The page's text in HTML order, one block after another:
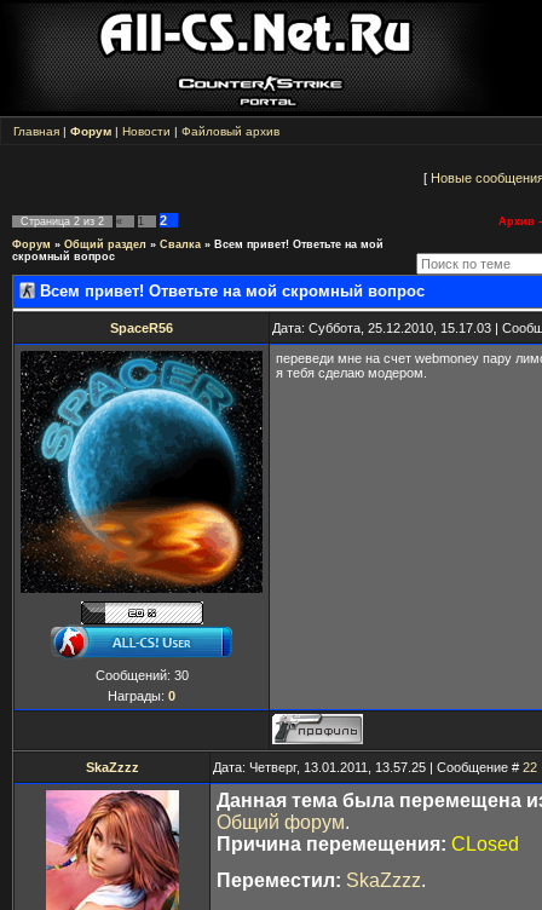
Главная | Форум | Новости | Файловый архив
[ Новые
Страница 2 из 2 « 1 2
Архив -
Форум » Общий раздел » Свалка » Всем привет! Ответьте на мой
скромный вопрос
Всем привет! Ответьте на мой скромный вопрос
SpaceR56 Дата: Суббота, 25.12.2010, 15.17.03 |
Сообщений: 30
Награды: 0
переведи мне на счет webmoney пару
я тебя сделаю модером.
SkaZzzz Дата: Четверг, 13.01.2011, 13.57.25 | Сообщение # 22
Данная тема была перемещена
Общий форум.
Причина перемещения: CLosed
Переместил: SkaZzzz.